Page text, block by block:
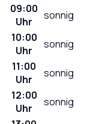
09:00
Uhr
sonnig
10:00
Uhr
sonnig
11:00
Uhr
sonnig
12:00
Uhr
sonnig